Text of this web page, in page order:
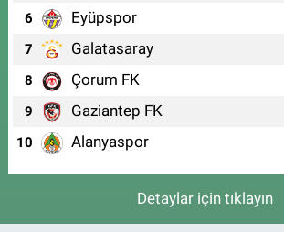
6 Eyüpspor
7 Galatasaray
8 Çorum FK
9 Gaziantep FK
10 Alanyaspor
Detaylar için tıklayın